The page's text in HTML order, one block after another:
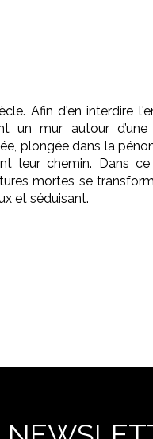
Afin d'en interdire
un mur autour
plongée dans la
leur chemin. Dans
mortes se
et séduisant.